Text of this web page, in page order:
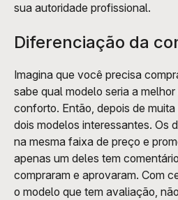
sua autoridade profissional.
Diferenciação da
Imagina que você precisa
sabe qual modelo seria a
conforto. Então, depois de
dois modelos interessantes. Os
na mesma faixa de preço e
apenas um deles tem
compraram e aprovaram. Com
o modelo que tem avaliação,